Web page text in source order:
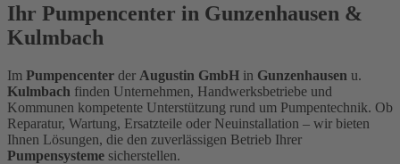
Ihr Pumpencenter in Gunzenhausen &
Kulmbach
Im Pumpencenter der Augustin GmbH in Gunzenhausen u.
Kulmbach finden Unternehmen, Handwerksbetriebe und
Kommunen kompetente Unterstützung rund um Pumpentechnik. Ob
Reparatur, Wartung, Ersatzteile oder Neuinstallation – wir bieten
Ihnen Lösungen, die den zuverlässigen Betrieb Ihrer
Pumpensysteme sicherstellen.